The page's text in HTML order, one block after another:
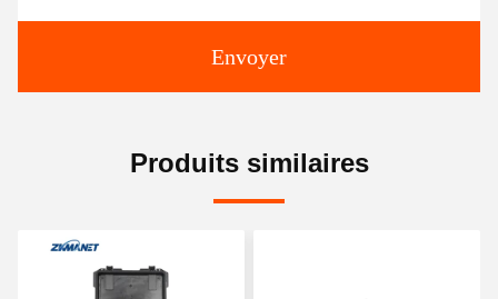
Envoyer
Produits similaires